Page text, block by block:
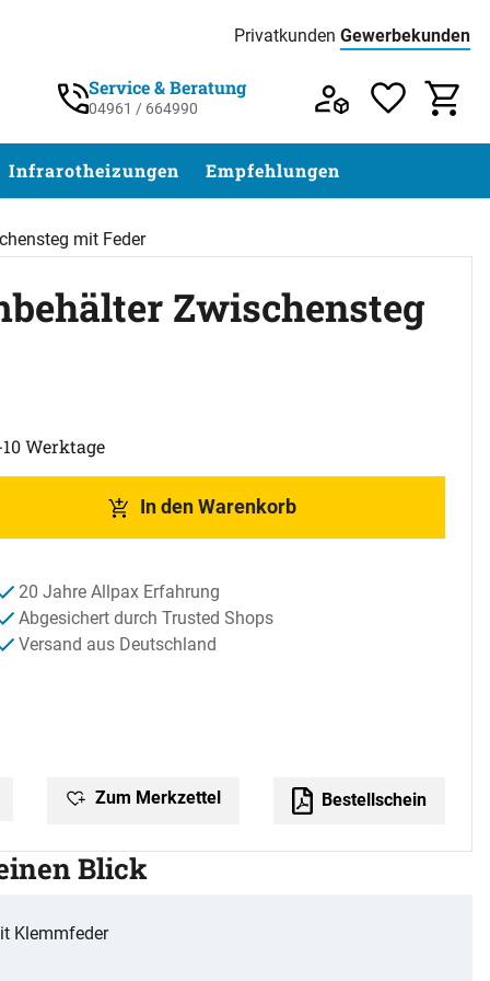
Privatkunden Preisliste:
Gewerbekunden
Service & Beratung unter 04961 / 77
Service & Beratung
04961 / 664990
Infrarotheizungen Empfehlungen
mit Feder
Zwischensteg
Werktage
In den Warenkorb
20 Jahre Allpax Erfahrung
Abgesichert durch Trusted Shops
Versand aus Deutschland
Zum Merkzettel Bestellschein
Blick
Klemmfeder